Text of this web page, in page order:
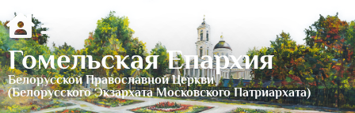
Гомельская Епархия
Белорусской Православной Церкви
(Белорусского Экзархата Московского Патриархата)